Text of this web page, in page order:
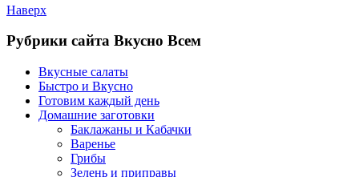
Наверх
Рубрики сайта Вкусно Всем
Вкусные салаты
Быстро и Вкусно
Готовим каждый день
Домашние заготовки
Баклажаны и Кабачки
Варенье
Грибы
Зелень и приправы